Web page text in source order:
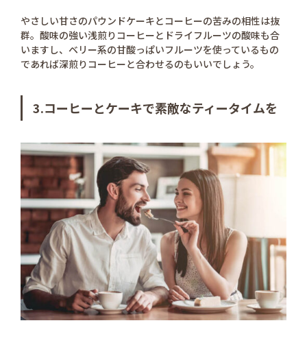
やさしい甘さのパウンドケーキとコーヒーの苦みの相性は抜
群。酸味の強い浅煎りコーヒーとドライフルーツの酸味も合
いますし、ベリー系の甘酸っぱいフルーツを使っているもの
であれば深煎りコーヒーと合わせるのもいいでしょう。
3.コーヒーとケーキで素敵なティータイムを